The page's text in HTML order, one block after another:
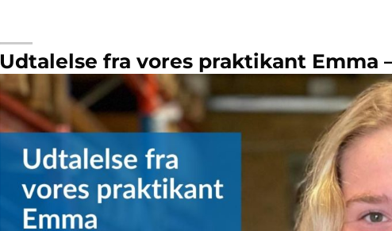
Udtalelse fra vores praktikant Emma